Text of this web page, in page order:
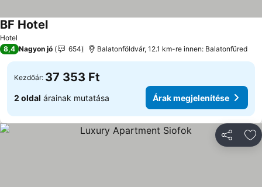
Hotel
BF HotelÁrak megjelenítése
8,4 Nagyon jó 654 Balatonföldvár, 12.1 km-re innen: Balatonfüred
Kezdőár: 37 353 Ft
2 oldal árainak mutatása Árak megjelenítése